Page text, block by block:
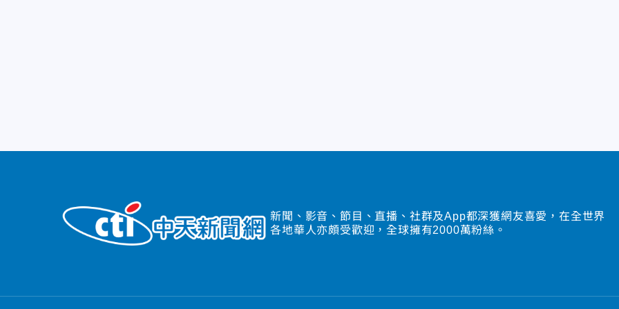
新聞、影音、節目、直播、社群及App都深獲網友喜愛，在全世界
各地華人亦頗受歡迎，全球擁有2000萬粉絲。